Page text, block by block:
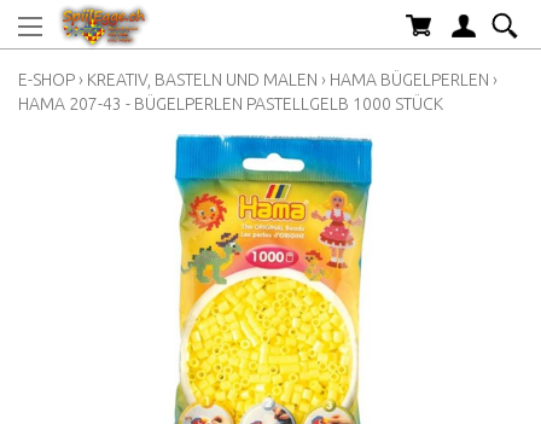
E-SHOP › KREATIV, BASTELN UND MALEN › HAMA BÜGELPERLEN ›
HAMA 207-43 - BÜGELPERLEN PASTELLGELB 1000 STÜCK